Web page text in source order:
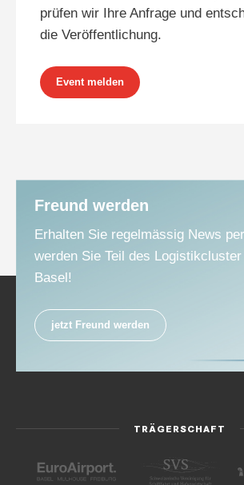
prüfen wir Ihre Anfrage und
die Veröffentlichung.
Event melden
Freund werden
Erhalten Sie regelmässig News
werden Sie Teil des
Basel!
jetzt Freund werden
TRÄGERSCHAFT